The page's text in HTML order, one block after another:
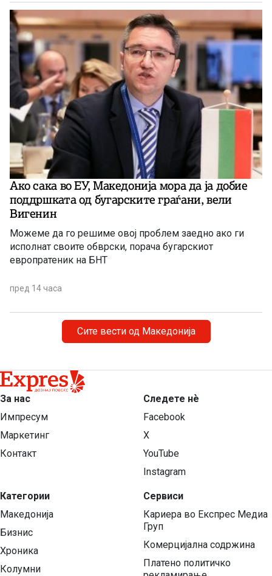
Ако сака во ЕУ, Македонија мора да ја добие
поддршката од бугарските граѓани, вели
Вигенин
Можеме да го решиме овој проблем заедно ако ги
исполнат своите обврски, порача бугарскиот
европратеник на БНТ
пред 14 часа
Сите вести од Македонија
За нас
Импресум
Маркетинг
Контакт
Категории
Македонија
Бизнис
Хроника
Колумни
Следете нѐ
Facebook
X
YouTube
Instagram
Сервиси
Кариера во Експрес Медиа
Груп
Комерцијална содржина
Платено политичко